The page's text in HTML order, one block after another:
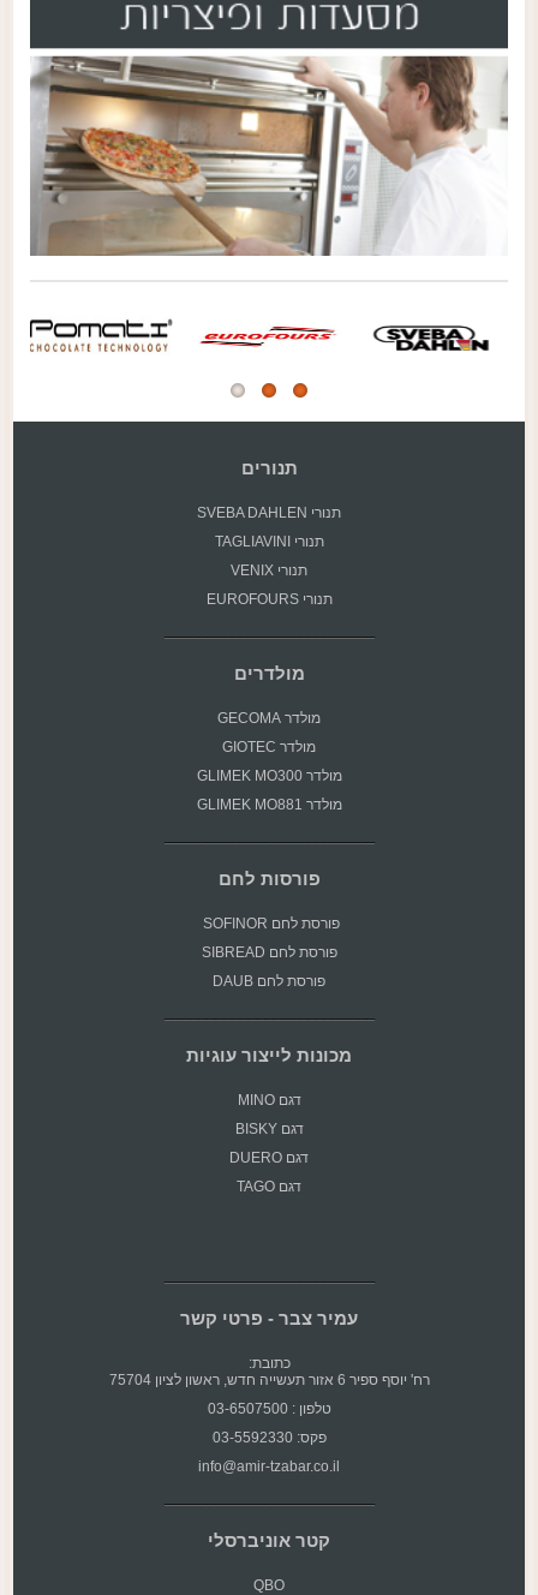
תנורים
תנורי SVEBA DAHLEN
תנורי TAGLIAVINI
תנורי VENIX
תנורי EUROFOURS
מולדרים
מולדר GECOMA
מולדר GIOTEC
מולדר GLIMEK MO300
מולדר GLIMEK MO881
פורסות לחם
פורסת לחם SOFINOR
פורסת לחם SIBREAD
פורסת לחם DAUB
מכונות לייצור עוגיות
דגם MINO
דגם BISKY
דגם DUERO
דגם TAGO
עמיר צבר - פרטי קשר
כתובת:
רח' יוסף ספיר 6 אזור תעשייה חדש, ראשון לציון 75704
טלפון : 03-6507500
פקס: 03-5592330
info@amir-tzabar.co.il
קטר אוניברסלי
QBO